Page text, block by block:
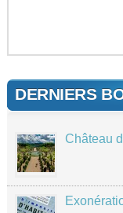
DERNIERS
Château